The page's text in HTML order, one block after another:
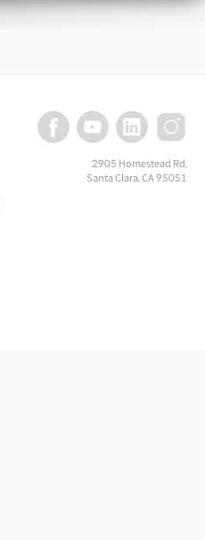
2905 Homestead Rd,
Santa Clara, CA 95051